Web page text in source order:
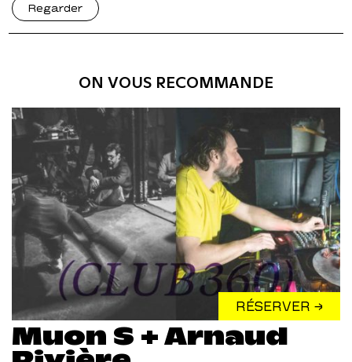
Regarder
ON VOUS RECOMMANDE
RÉSERVER →
Muon S + Arnaud